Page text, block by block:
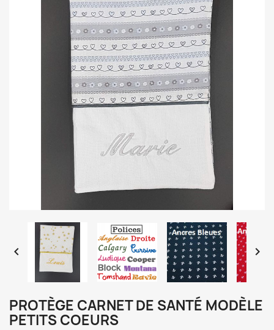
 
PROTÈGE CARNET DE SANTÉ MODÈLE
PETITS COEURS